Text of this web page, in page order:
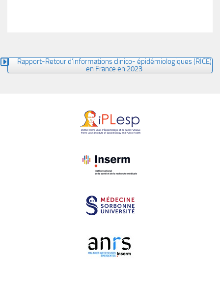
Rapport-Retour d’informations clinico- épidémiologiques (RICE)
en France en 2023